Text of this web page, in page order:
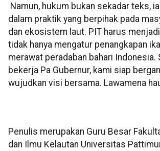
Namun, hukum bukan sekadar teks,
dalam praktik yang berpihak pada
dan ekosistem laut. PIT harus
tidak hanya mengatur penangkapan
merawat peradaban bahari Indonesia.
bekerja Pa Gubernur, kami siap
wujudkan visi bersama. Lawamena
Penulis merupakan Guru Besar
dan Ilmu Kelautan Universitas